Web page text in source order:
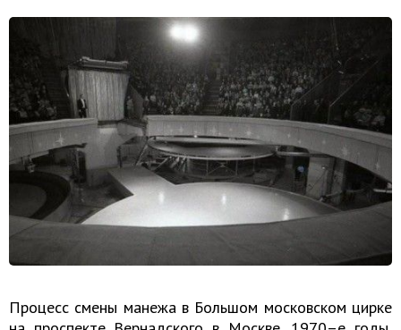
Процесс смены манежа в Большом московском цирке